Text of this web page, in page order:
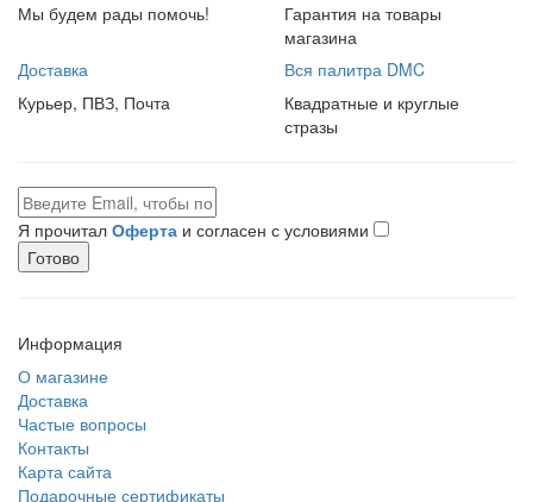
Мы будем рады помочь!
Гарантия на товары
магазина
Доставка
Курьер, ПВЗ, Почта
Вся палитра DMC
Квадратные и круглые
стразы
Я прочитал Оферта и согласен с условиями
Готово
Информация
О магазине
Доставка
Частые вопросы
Контакты
Карта сайта
Подарочные сертификаты